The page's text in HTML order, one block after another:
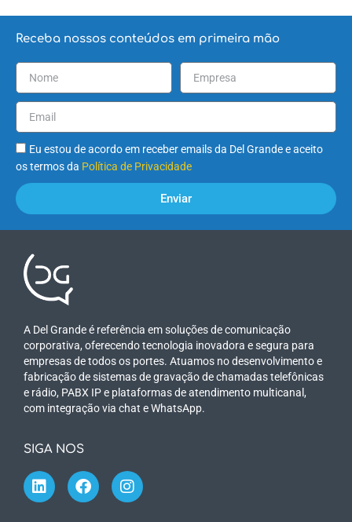
Receba nossos conteúdos em primeira mão
Eu estou de acordo em receber emails da Del Grande e aceito
os termos da Política de Privacidade
Enviar
A Del Grande é referência em soluções de comunicação
corporativa, oferecendo tecnologia inovadora e segura para
empresas de todos os portes. Atuamos no desenvolvimento e
fabricação de sistemas de gravação de chamadas telefônicas
e rádio, PABX IP e plataformas de atendimento multicanal,
com integração via chat e WhatsApp.
SIGA NOS